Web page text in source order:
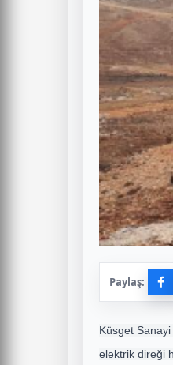
Paylaş:
Küsget
elektrik direği